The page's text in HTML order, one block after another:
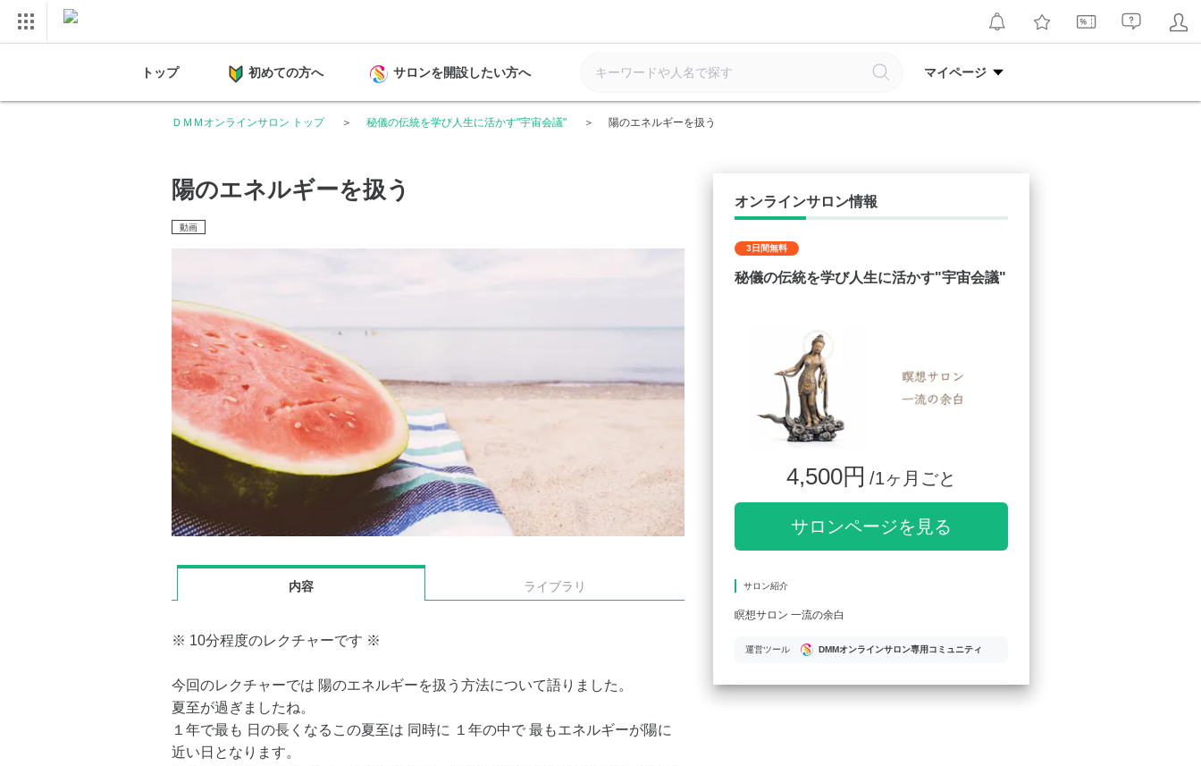
トップ 初めての方へ サロンを開設したい方へ マイページ
ＤＭＭオンラインサロン トップ 秘儀の伝統を学び人生に活かす"宇宙会議" 陽のエネルギーを扱う
陽のエネルギーを扱う
動画
内容 ライブラリ
※ 10分程度のレクチャーです ※
今回のレクチャーでは 陽のエネルギーを扱う方法について語りました。
夏至が過ぎましたね。
１年で最も 日の長くなるこの夏至は 同時に １年の中で 最もエネルギーが陽に
近い日となります。
オンラインサロン情報
3日間無料
秘儀の伝統を学び人生に活かす"宇宙会議"
4,500円 /1ヶ月ごと
サロンページを見る
サロン紹介
瞑想サロン 一流の余白
運営ツール DMMオンラインサロン専用コミュニティ